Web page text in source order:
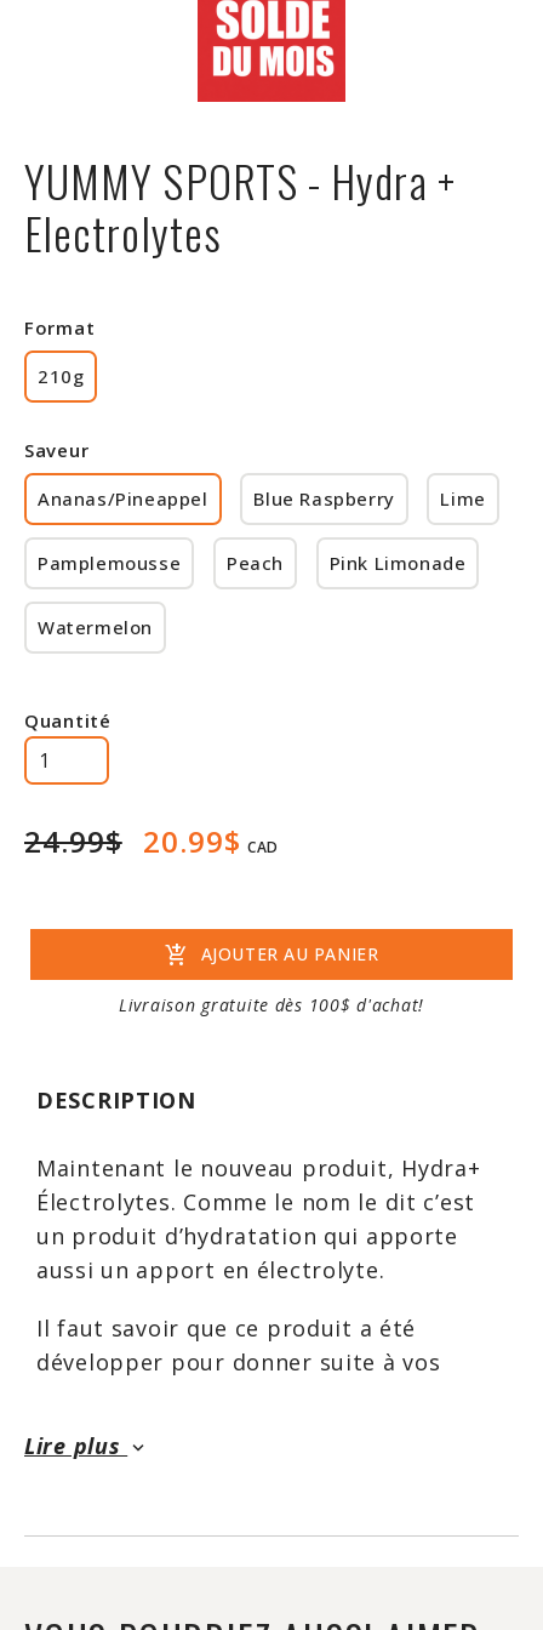
YUMMY SPORTS - Hydra +
Electrolytes
Format
210g
Saveur
Ananas/Pineappel
Blue Raspberry Lime
Pamplemousse Peach Pink Limonade
Watermelon
Quantité
24.99$ 20.99$ CAD
add_shopping_cart AJOUTER AU PANIER
Livraison gratuite dès 100$ d'achat!
DESCRIPTION
Maintenant le nouveau produit, Hydra+
Électrolytes. Comme le nom le dit c’est
un produit d’hydratation qui apporte
aussi un apport en électrolyte.
Il faut savoir que ce produit a été
développer pour donner suite à vos
produit mieux doser que le produit très
populaire et coloré qui sponsorise la
Lire plus keyboard_arrow_down